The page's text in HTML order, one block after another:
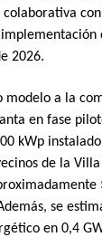
2026.
modelo a la
en fase
kWp
de la Villa
se
en 0,4